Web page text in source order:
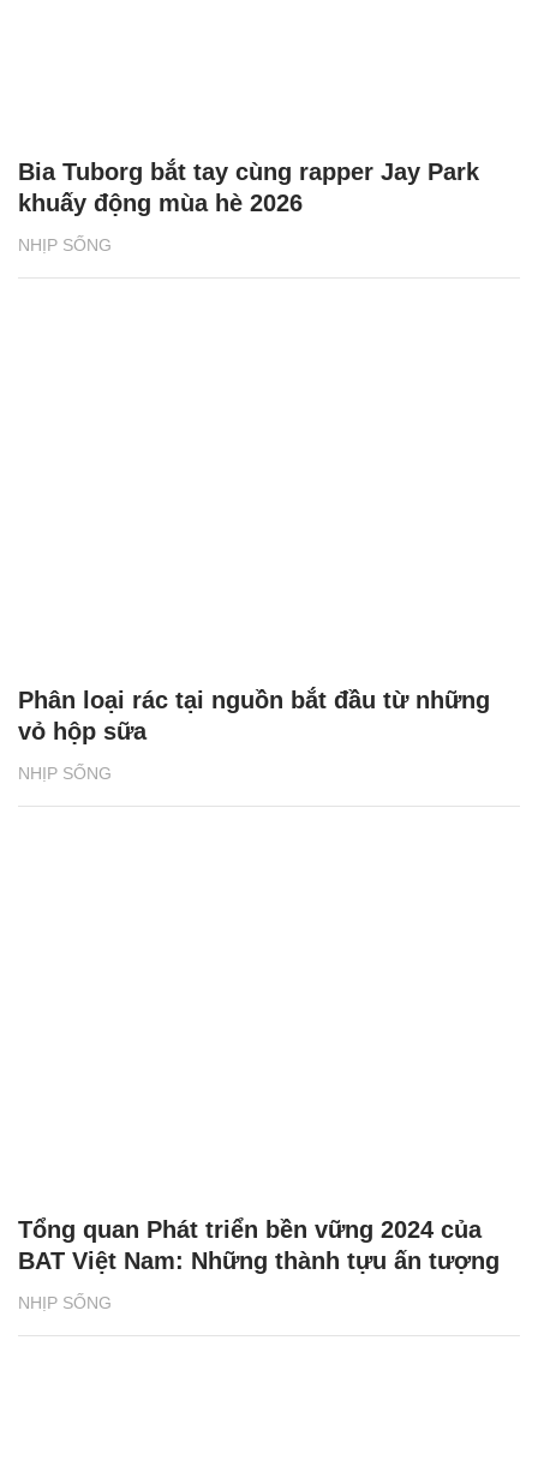
NHỊP SỐNG
Bia Tuborg bắt tay cùng rapper Jay Park
khuấy động mùa hè 2026
NHỊP SỐNG
Phân loại rác tại nguồn bắt đầu từ những
vỏ hộp sữa
NHỊP SỐNG
Tổng quan Phát triển bền vững 2024 của
BAT Việt Nam: Những thành tựu ấn tượng